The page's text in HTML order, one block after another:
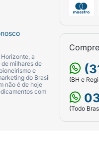
a
milhares de
e
do Brasil
não é de hoje
com
(BH e
(Todo